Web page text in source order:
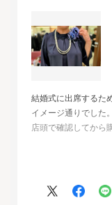
結婚式に出席するた
イメージ通りでした。
店頭で確認してから
オンラインショップ
また、購入すると